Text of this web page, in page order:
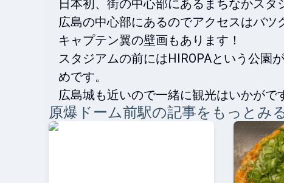
日本初、街の中心部にあるまちなかスタ
広島の中心部にあるのでアクセスはバツ
キャプテン翼の壁画もあります！
スタジアムの前にはHIROPAという公園
めです。
広島城も近いので一緒に観光はいかがで
原爆ドーム前駅の記事をもっとみ